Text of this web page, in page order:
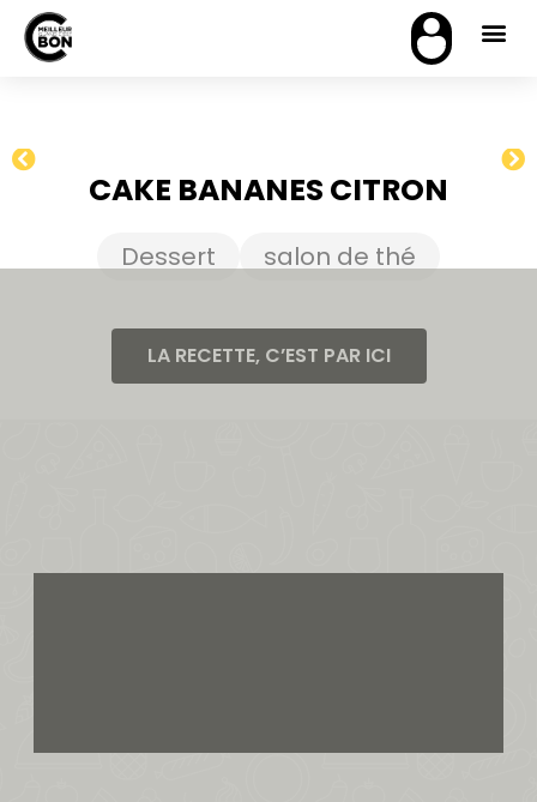
CAKE BANANES CITRON
Dessert salon de thé
LA RECETTE, C’EST PAR ICI